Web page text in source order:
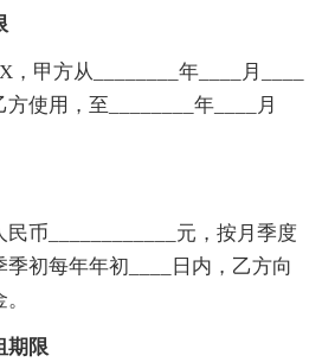
甲方从________年____月____
使用，至________年____月
币____________元，按月季度
初每年年初____日内，乙方向
限